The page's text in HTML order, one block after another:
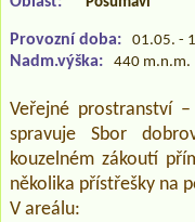
Provozní doba: 01.05. -
Nadm.výška: 440 m.n.m.
Veřejné prostranství
spravuje Sbor
kouzelném zákoutí
několika přístřešky na
V areálu: